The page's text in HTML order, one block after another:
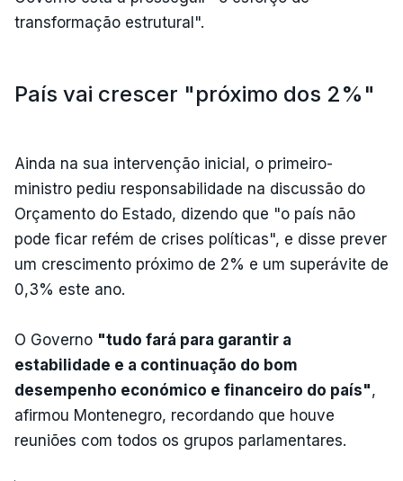
transformação estrutural".
País vai crescer "próximo dos 2%"
Ainda na sua intervenção inicial, o primeiro-
ministro pediu responsabilidade na discussão do
Orçamento do Estado, dizendo que "o país não
pode ficar refém de crises políticas", e disse prever
um crescimento próximo de 2% e um superávite de
0,3% este ano.
O Governo "tudo fará para garantir a
estabilidade e a continuação do bom
desempenho económico e financeiro do país",
afirmou Montenegro, recordando que houve
reuniões com todos os grupos parlamentares.